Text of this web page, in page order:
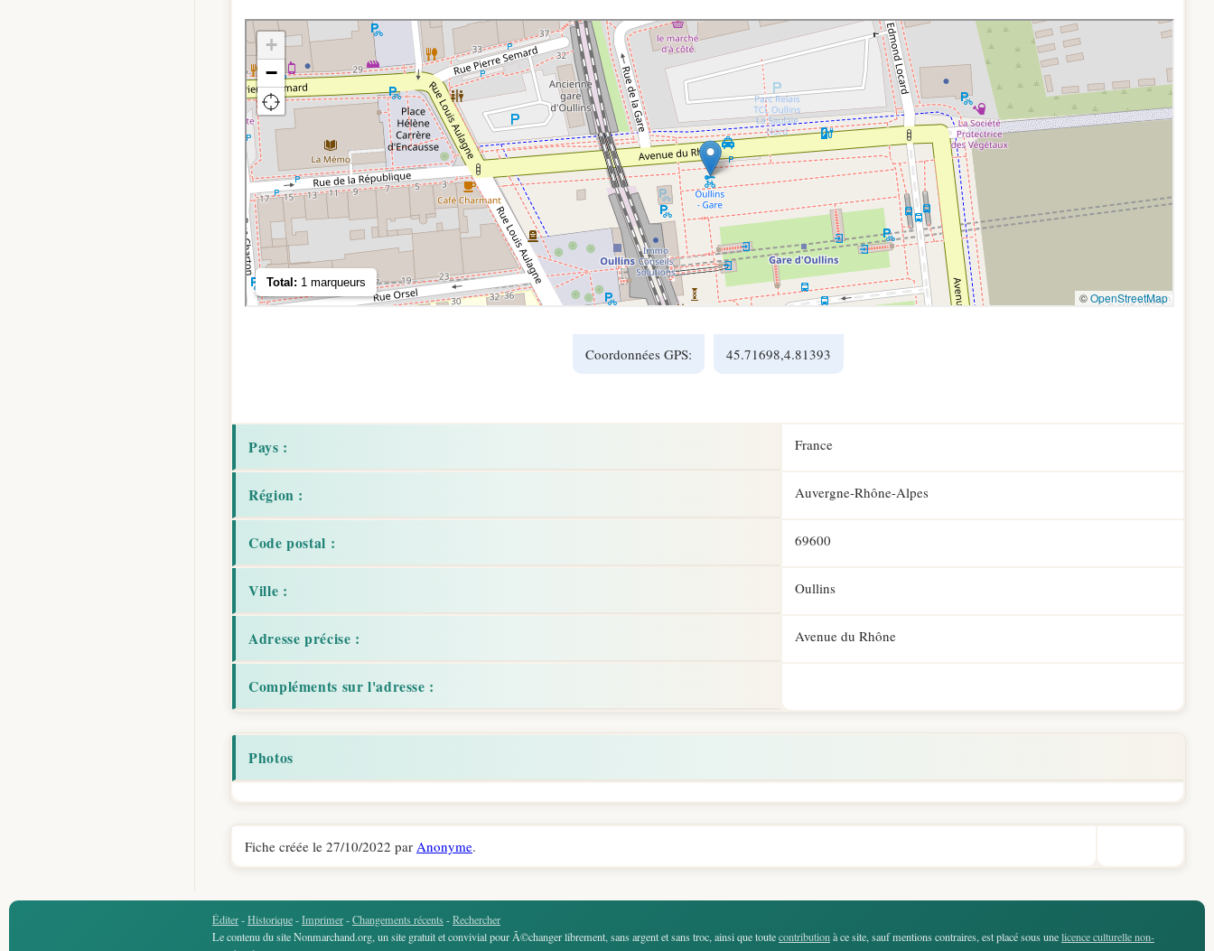
Coordonnées GPS: 45.71698,4.81393
Pays : France
Région : Auvergne-Rhône-Alpes
Code postal : 69600
Ville : Oullins
Adresse précise : Avenue du Rhône
Compléments sur l'adresse :
Photos
Fiche créée le 27/10/2022 par Anonyme.
Éditer-Historique-Imprimer-Changements récents-Rechercher
Le contenu du site Nonmarchand.org, un site gratuit et convivial pour Ã©changer librement, sans argent et sans troc, ainsi que toutecontributionà ce site, sauf mentions contraires, est placé sous unelicence culturelle non-